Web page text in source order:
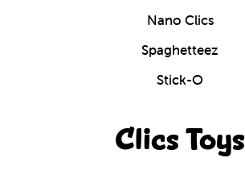
Nano Clics
Spaghetteez
Stick-O
Clics Toys